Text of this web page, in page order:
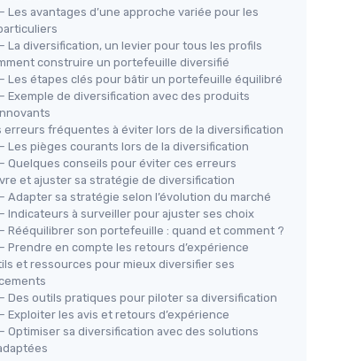
Les avantages d’une approche variée pour les
La diversification, un levier pour tous les profils
construire un portefeuille diversifié
Les étapes clés pour bâtir un portefeuille équilibré
Exemple de diversification avec des produits
erreurs fréquentes à éviter lors de la diversification
Les pièges courants lors de la diversification
Quelques conseils pour éviter ces erreurs
et ajuster sa stratégie de diversification
Adapter sa stratégie selon l’évolution du marché
Indicateurs à surveiller pour ajuster ses choix
Rééquilibrer son portefeuille : quand et comment ?
Prendre en compte les retours d’expérience
et ressources pour mieux diversifier ses
Des outils pratiques pour piloter sa diversification
Exploiter les avis et retours d’expérience
Optimiser sa diversification avec des solutions